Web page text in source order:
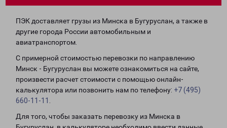
ПЭК доставляет грузы из Минска в Бугуруслан, а также в
другие города России автомобильным и
авиатранспортом.
С примерной стоимостью перевозки по направлению
Минск - Бугуруслан вы можете ознакомиться на сайте,
произвести расчет стоимости с помощью онлайн-
калькулятора или позвонить нам по телефону: +7 (495)
660-11-11
Для того, чтобы заказать перевозку из Минска в